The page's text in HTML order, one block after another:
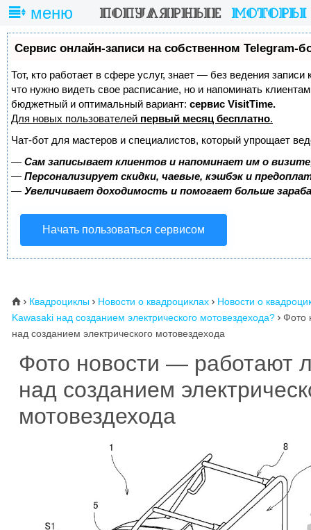
меню
Сервис онлайн-записи на собственном Telegram-
Тот, кто работает в сфере услуг, знает — без ведения записи
что нужно видеть свое расписание, но и напоминать
бюджетный и оптимальный вариант: сервис VisitTime.
Для новых пользователей первый месяц бесплатно.
Чат-бот для мастеров и специалистов, который упрощает
— Сам записывает клиентов и напоминает им о
— Персонализирует скидки, чаевые, кэшбэк и
— Увеличивает доходимость и помогает больше
Начать пользоваться сервисом
⌂  Квадроциклы  Новости о квадроциклах  Новости о
Kawasaki над созданием электрического мотовездехода?  Фото
над созданием электрического мотовездехода
Фото новости — работают
над созданием
мотовездехода